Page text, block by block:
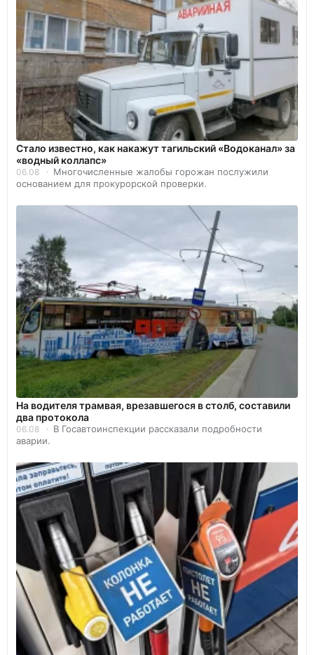
Стало известно, как накажут тагильский «Водоканал» за
«водный коллапс»
06.08
Многочисленные жалобы горожан послужили
основанием для прокурорской проверки.
На водителя трамвая, врезавшегося в столб, составили
два протокола
06.08
В Госавтоинспекции рассказали подробности
аварии.